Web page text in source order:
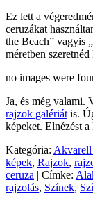
Ez lett a
ceruzákat
the Beach” vagyis
méretben
no images were
Ja, és még valami.
rajzok galériát is.
képeket. Elnézést a
Kategória:
képek, Rajzok,
ceruza | Címke:
rajzolás, Színek,